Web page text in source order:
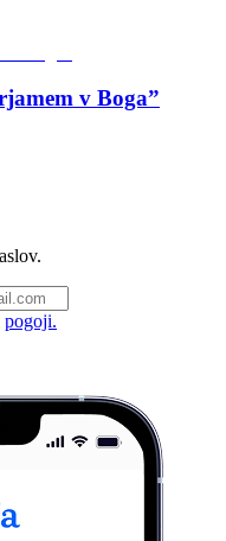
v Boga”
pogoji.